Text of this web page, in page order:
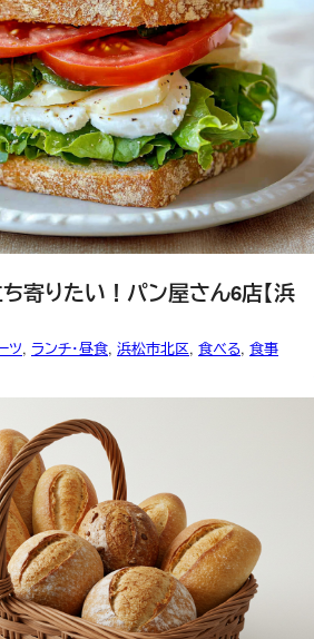
寄りたい！パン屋さん6店【浜
ツ, ランチ・昼食, 浜松市北区, 食べる, 食事